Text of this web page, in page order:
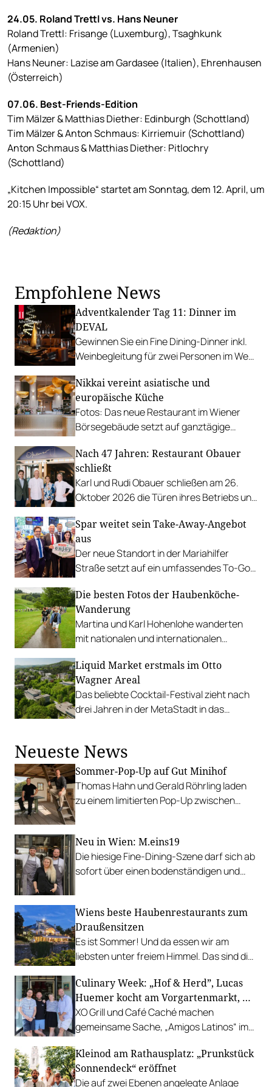
24.05. Roland Trettl vs. Hans Neuner
Roland Trettl: Frisange (Luxemburg), Tsaghkunk
(Armenien)
Hans Neuner: Lazise am Gardasee (Italien), Ehrenhausen
(Österreich)
07.06. Best-Friends-Edition
Tim Mälzer & Matthias Diether: Edinburgh (Schottland)
Tim Mälzer & Anton Schmaus: Kirriemuir (Schottland)
Anton Schmaus & Matthias Diether: Pitlochry
(Schottland)
„Kitchen Impossible“ startet am Sonntag, dem 12. April, um
20:15 Uhr bei VOX.
(Redaktion)
Empfohlene News
Adventkalender Tag 11: Dinner im
DEVAL
Gewinnen Sie ein Fine Dining-Dinner inkl.
Weinbegleitung für zwei Personen im Wert
Nikkai vereint asiatische und
europäische Küche
Fotos: Das neue Restaurant im Wiener
Börsegebäude setzt auf ganztägige
Sushi-Dinner.
Nach 47 Jahren: Restaurant Obauer
schließt
Karl und Rudi Obauer schließen am 26.
Oktober 2026 die Türen ihres Betriebs und
Spar weitet sein Take-Away-Angebot
aus
Der neue Standort in der Mariahilfer
Straße setzt auf ein umfassendes To-Go-
mit MAKA Ramen.
Die besten Fotos der Haubenköche-
Wanderung
Martina und Karl Hohenlohe wanderten
mit nationalen und internationalen
durch das Südburgenland.
Liquid Market erstmals im Otto
Wagner Areal
Das beliebte Cocktail-Festival zieht nach
drei Jahren in der MetaStadt in das
Neueste News
Sommer-Pop-Up auf Gut Minihof
Thomas Hahn und Gerald Röhrling laden
zu einem limitierten Pop-Up zwischen
Neu in Wien: M.eins19
Die hiesige Fine-Dining-Szene darf sich ab
sofort über einen bodenständigen und
Wiens beste Haubenrestaurants zum
Draußensitzen
Es ist Sommer! Und da essen wir am
liebsten unter freiem Himmel. Das sind die
Gastgarten.
Culinary Week: „Hof & Herd”, Lucas
Huemer kocht am Vorgartenmarkt, …
XO Grill und Café Caché machen
gemeinsame Sache, „Amigos Latinos“ im
Richard Rauch kocht in der Riederalm
u.v.m.
Kleinod am Rathausplatz: „Prunkstück
Sonnendeck“ eröffnet
Die auf zwei Ebenen angelegte Anlage